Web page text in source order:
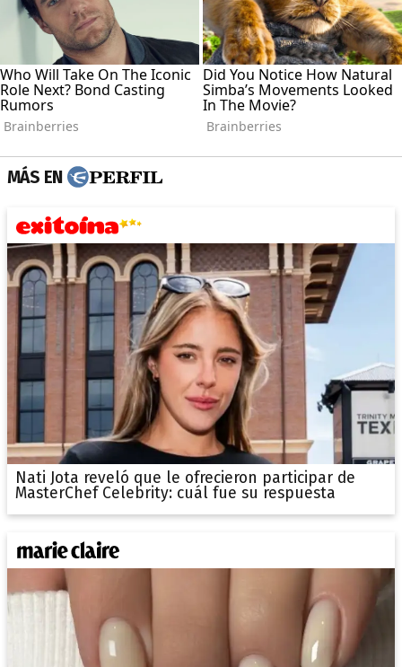
MÁS EN
Nati Jota reveló que le ofrecieron participar de
MasterChef Celebrity: cuál fue su respuesta